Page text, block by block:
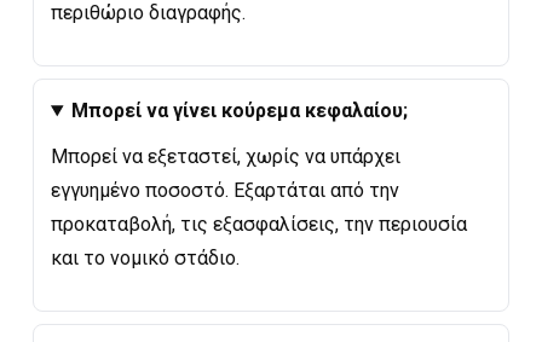
περιθώριο διαγραφής.
Μπορεί να γίνει κούρεμα κεφαλαίου;
Μπορεί να εξεταστεί, χωρίς να υπάρχει
εγγυημένο ποσοστό. Εξαρτάται από την
προκαταβολή, τις εξασφαλίσεις, την περιουσία
και το νομικό στάδιο.